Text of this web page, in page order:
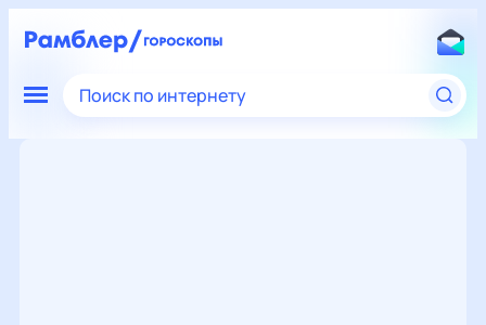
Поиск по интернету